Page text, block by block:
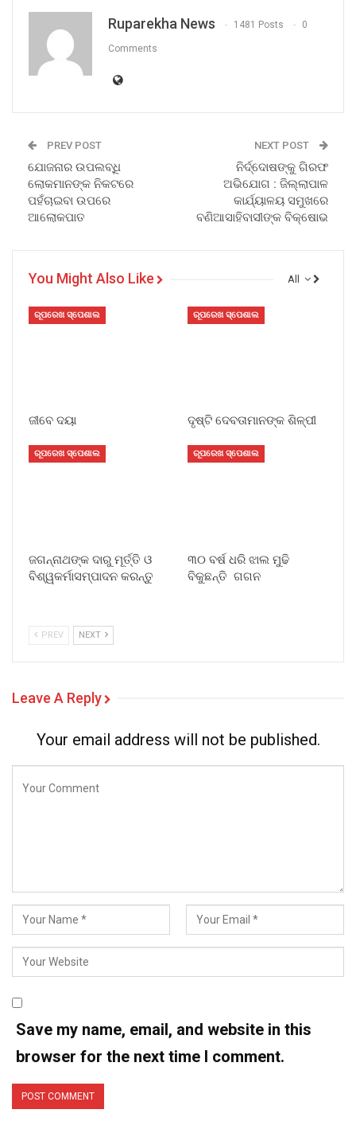
Ruparekha News 1481 Posts 0
Comments
PREV POST
ଯୋଜନାର ଉପଲବ୍ଧି
ଲୋକମାନଙ୍କ ନିକଟରେ
ପହଁଚାଇବା ଉପରେ
ଆଲୋକପାତ
NEXT POST
ନିର୍ଦ୍ଦୋଷଙ୍କୁ ଗିରଫ
ଅଭିଯୋଗ : ଜିଲ୍ଲାପାଳ
କାର୍ଯ୍ୟାଳୟ ସମୁଖରେ
ବଣିଆସାହିବାସୀଙ୍କ ବିକ୍ଷୋଭ
All
You Might Also Like
ରୂପରେଖ ସ୍ପେଶାଲ
ଜୀବେ ଦୟା
ରୂପରେଖ ସ୍ପେଶାଲ
ଦୃଷ୍ଟି ଦେବତାମାନଙ୍କ ଶିଳ୍ପୀ
ରୂପରେଖ ସ୍ପେଶାଲ
ଜଗନ୍ନାଥଙ୍କ ଦାରୁ ମୂର୍ତ୍ତି ଓ
ବିଶ୍ୱକର୍ମାସମ୍ପାଦନ କରନ୍ତୁ
ରୂପରେଖ ସ୍ପେଶାଲ
୩୦ ବର୍ଷ ଧରି ଝାଲ ମୁଢି
ବିକୁଛନ୍ତି ଗଗନ
PREV NEXT
Leave A Reply
Your email address will not be published.
Save my name, email, and website in this
browser for the next time I comment.